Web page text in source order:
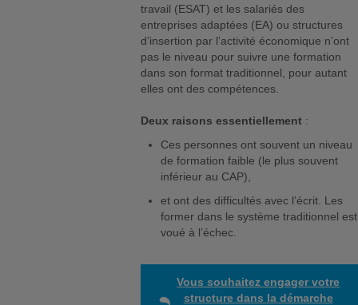
travail (ESAT) et les salariés des
entreprises adaptées (EA) ou structures
d’insertion par l’activité économique n’ont
pas le niveau pour suivre une formation
dans son format traditionnel, pour autant
elles ont des compétences.
Deux raisons essentiellement :
Ces personnes ont souvent un niveau
de formation faible (le plus souvent
inférieur au CAP),
et ont des difficultés avec l’écrit. Les
former dans le système traditionnel est
voué à l’échec.
Vous souhaitez engager votre
structure dans la démarche